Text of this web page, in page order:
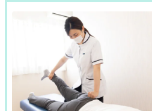
フリーワード